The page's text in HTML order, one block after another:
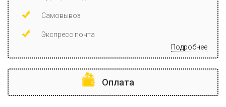
Самовывоз
Экспресс почта
Подробнее
Оплата